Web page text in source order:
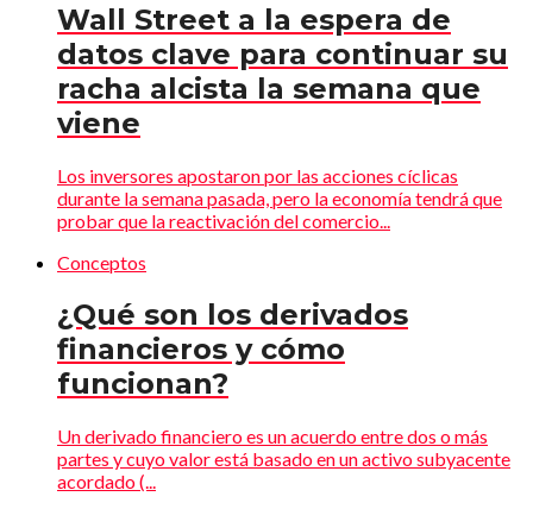
Wall Street a la espera de
datos clave para continuar su
racha alcista la semana que
viene
Los inversores apostaron por las acciones cíclicas
durante la semana pasada, pero la economía tendrá que
probar que la reactivación del comercio...
Conceptos
¿Qué son los derivados
financieros y cómo
funcionan?
Un derivado financiero es un acuerdo entre dos o más
partes y cuyo valor está basado en un activo subyacente
acordado (...